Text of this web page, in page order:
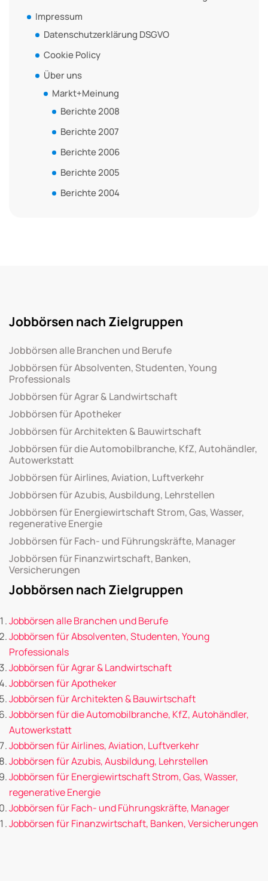
Impressum
Datenschutzerklärung DSGVO
Cookie Policy
Über uns
Markt+Meinung
Berichte 2008
Berichte 2007
Berichte 2006
Berichte 2005
Berichte 2004
Jobbörsen nach Zielgruppen
Jobbörsen alle Branchen und Berufe
Jobbörsen für Absolventen, Studenten, Young
Professionals
Jobbörsen für Agrar & Landwirtschaft
Jobbörsen für Apotheker
Jobbörsen für Architekten & Bauwirtschaft
Jobbörsen für die Automobilbranche, KfZ, Autohändler,
Autowerkstatt
Jobbörsen für Airlines, Aviation, Luftverkehr
Jobbörsen für Azubis, Ausbildung, Lehrstellen
Jobbörsen für Energiewirtschaft Strom, Gas, Wasser,
regenerative Energie
Jobbörsen für Fach- und Führungskräfte, Manager
Jobbörsen für Finanzwirtschaft, Banken,
Versicherungen
Jobbörsen nach Zielgruppen
Jobbörsen alle Branchen und Berufe
Jobbörsen für Absolventen, Studenten, Young
Professionals
Jobbörsen für Agrar & Landwirtschaft
Jobbörsen für Apotheker
Jobbörsen für Architekten & Bauwirtschaft
Jobbörsen für die Automobilbranche, KfZ, Autohändler,
Autowerkstatt
Jobbörsen für Airlines, Aviation, Luftverkehr
Jobbörsen für Azubis, Ausbildung, Lehrstellen
Jobbörsen für Energiewirtschaft Strom, Gas, Wasser,
regenerative Energie
Jobbörsen für Fach- und Führungskräfte, Manager
Jobbörsen für Finanzwirtschaft, Banken, Versicherungen